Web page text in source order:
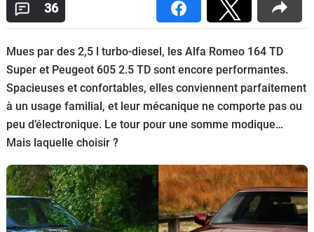
Flottes
Auto
Services
Forum
Moto
Marques
36
Mues par des 2,5 l turbo-diesel, les Alfa Romeo 164 TD
Super et Peugeot 605 2.5 TD sont encore performantes.
Spacieuses et confortables, elles conviennent parfaitement
à un usage familial, et leur mécanique ne comporte pas ou
peu d’électronique. Le tour pour une somme modique…
Mais laquelle choisir ?